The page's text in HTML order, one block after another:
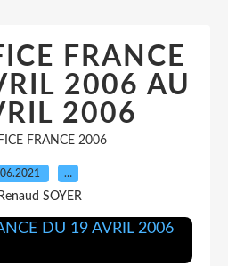
FRANCE
2006 AU
2006
FRANCE 2006
…
SOYER